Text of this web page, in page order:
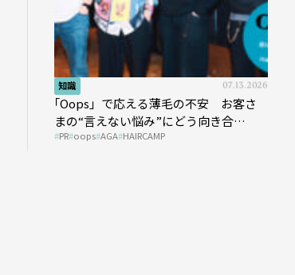
知識 07.13.2026
｢Oops」で応える薄毛の不安 お客さ
まの“言えない悩み”にどう向き合
う？ ＃01
PR oops AGA HAIRCAMP